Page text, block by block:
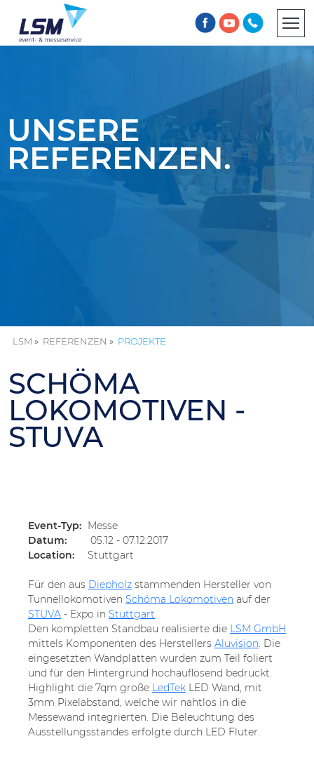
LSM REFERENZEN PROJEKTE
UNSERE
REFERENZEN.
SCHÖMA
LOKOMOTIVEN -
STUVA
Event-Typ: Messe
Datum:
05.12 - 07.12.2017
Location:
Stuttgart
Für den aus Diepholz stammenden Hersteller von
Tunnellokomotiven Schöma Lokomotiven auf der
STUVA - Expo in Stuttgart.
Den kompletten Standbau realisierte die LSM GmbH
mittels Komponenten des Herstellers Aluvision. Die
eingesetzten Wandplatten wurden zum Teil foliert
und für den Hintergrund hochauflösend bedruckt.
Highlight die 7qm große LedTek LED Wand, mit
3mm Pixelabstand, welche wir nahtlos in die
Messewand integrierten. Die Beleuchtung des
Ausstellungsstandes erfolgte durch LED Fluter.